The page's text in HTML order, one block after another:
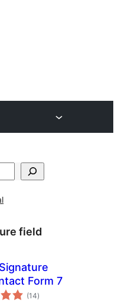
field
Form 7
(14مجموعی
درجہ
)